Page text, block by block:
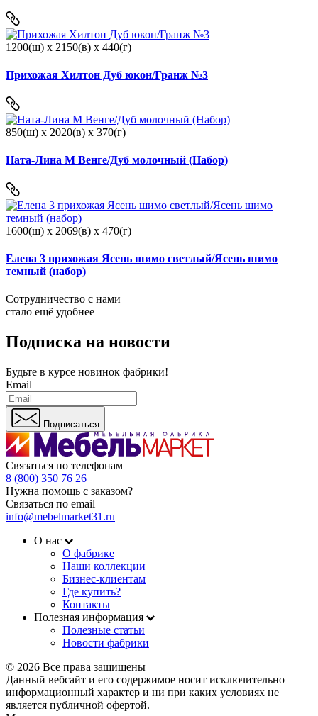
1200(ш) x 2150(в) x 440(г)
Прихожая Хилтон Дуб юкон/Гранж №3
850(ш) x 2020(в) x 370(г)
Ната-Лина М Венге/Дуб молочный (Набор)
1600(ш) x 2069(в) x 470(г)
Елена 3 прихожая Ясень шимо светлый/Ясень шимо
темный (набор)
Сотрудничество с нами
стало ещё удобнее
Подписка на новости
Будьте в курсе новинок фабрики!
Email
Подписаться
Связаться по телефонам
8 (800) 350 76 26
Нужна помощь с заказом?
Связаться по email
info@mebelmarket31.ru
О нас
О фабрике
Наши коллекции
Бизнес-клиентам
Где купить?
Контакты
Полезная информация
Полезные статьи
Новости фабрики
© 2026 Все права защищены
Данный вебсайт и его содержимое носит исключительно
информационный характер и ни при каких условиях не
является публичной офертой.